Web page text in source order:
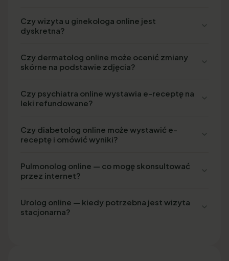
Czy wizyta u ginekologa online jest
dyskretna?
Czy dermatolog online może ocenić zmiany
skórne na podstawie zdjęcia?
Czy psychiatra online wystawia e-receptę na
leki refundowane?
Czy diabetolog online może wystawić e-
receptę i omówić wyniki?
Pulmonolog online — co mogę skonsultować
przez internet?
Urolog online — kiedy potrzebna jest wizyta
stacjonarna?